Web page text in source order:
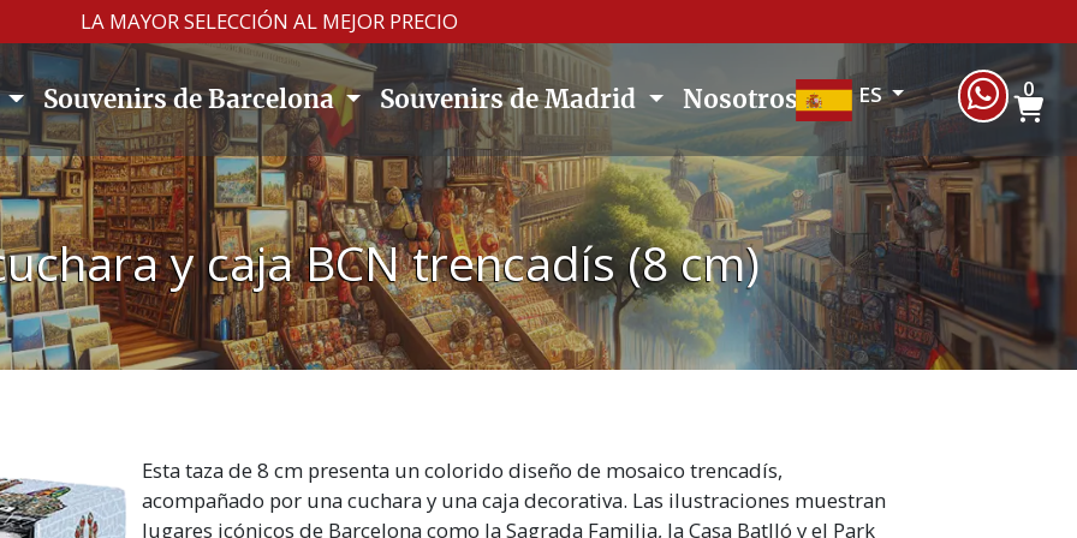
LA MAYOR SELECCIÓN AL MEJOR PRECIO
Souvenirs de Barcelona Souvenirs de Madrid Nosotros ES 0
y caja BCN trencadís (8 cm)
Esta taza de 8 cm presenta un colorido diseño de mosaico trencadís,
acompañado por una cuchara y una caja decorativa. Las ilustraciones muestran
lugares icónicos de Barcelona como la Sagrada Familia, la Casa Batlló y el Park